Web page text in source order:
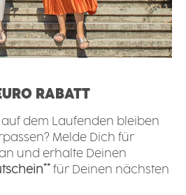
RABATT
dem Laufenden bleiben
Melde Dich für
und erhalte Deinen
** für Deinen nächsten